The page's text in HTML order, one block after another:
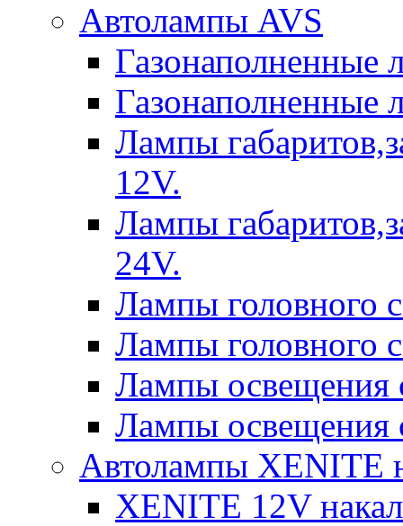
Автолампы AVS
Газонаполненные
Газонаполненные
Лампы
12V.
Лампы
24V.
Лампы головного
Лампы головного
Лампы освещения
Лампы освещения
Автолампы XENITE
XENITE 12V